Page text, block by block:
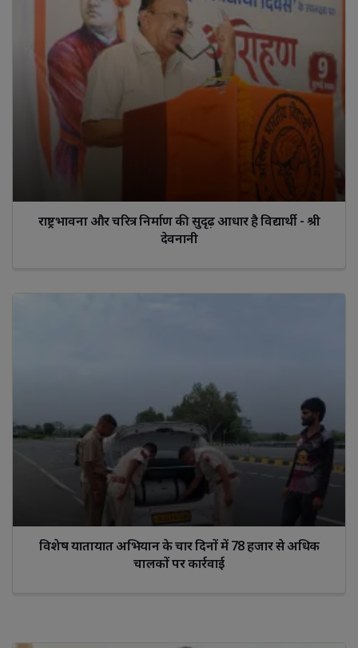
राष्ट्रभावना और चरित्र निर्माण की सुदृढ़ आधार है विद्यार्थी - श्री
देवनानी
विशेष यातायात अभियान के चार दिनों में 78 हजार से अधिक
चालकों पर कार्रवाई